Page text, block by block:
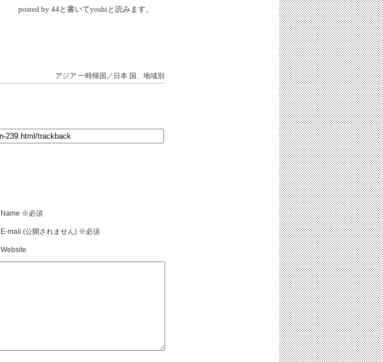
posted by 44と書いてyoshiと読みます。
アジア 一時帰国／日本 国、地域別
Name ※必須
E-mail (公開されません) ※必須
Website